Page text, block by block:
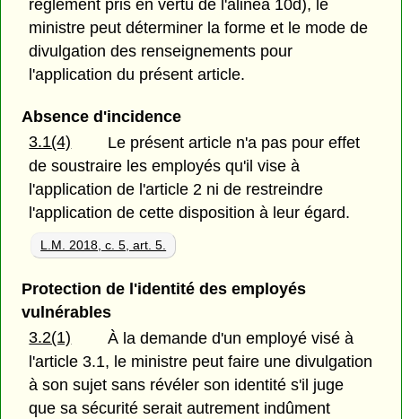
règlement pris en vertu de l'alinéa 10d), le
ministre peut déterminer la forme et le mode de
divulgation des renseignements pour
l'application du présent article.
Absence d'incidence
3.1(4)
Le présent article n'a pas pour effet
de soustraire les employés qu'il vise à
l'application de l'article 2 ni de restreindre
l'application de cette disposition à leur égard.
L.M. 2018, c. 5, art. 5.
Protection de l'identité des employés
vulnérables
3.2(1)
À la demande d'un employé visé à
l'article 3.1, le ministre peut faire une divulgation
à son sujet sans révéler son identité s'il juge
que sa sécurité serait autrement indûment